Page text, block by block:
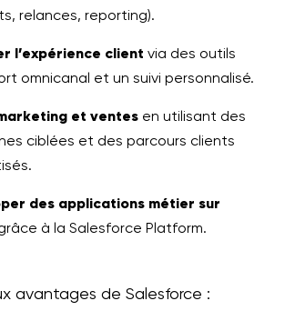
relances, reporting).
l’expérience client via des outils
omnicanal et un suivi personnalisé.
et ventes en utilisant des
ciblées et des parcours clients
des applications métier sur
à la Salesforce Platform.
avantages de Salesforce :